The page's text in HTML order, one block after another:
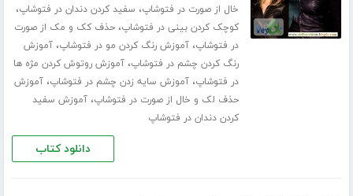
خال از صورت در فتوشاپ، سفید کردن دندان در فتوشاپ،
کوچک کردن بینی در فتوشاپ،حذف کک و مک از صورت
در فتوشاپ،آموزش رنگ کردن مو در فتوشاپ،آموزش
رنگ کردن چشم در فتوشاپ،آموزش روتوش کردن مژه ها
در فتوشاپ،آموزش سایه زدن چشم در فتوشاپ،آموزش
حذف لک و خال از صورت در فتوشاپ،آموزش سفید
کردن دندان در فتوشاپ
دانلود کتاب